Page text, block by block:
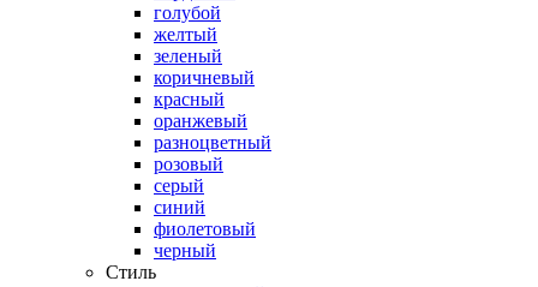
голубой
желтый
зеленый
коричневый
красный
оранжевый
разноцветный
розовый
серый
синий
фиолетовый
черный
Стиль